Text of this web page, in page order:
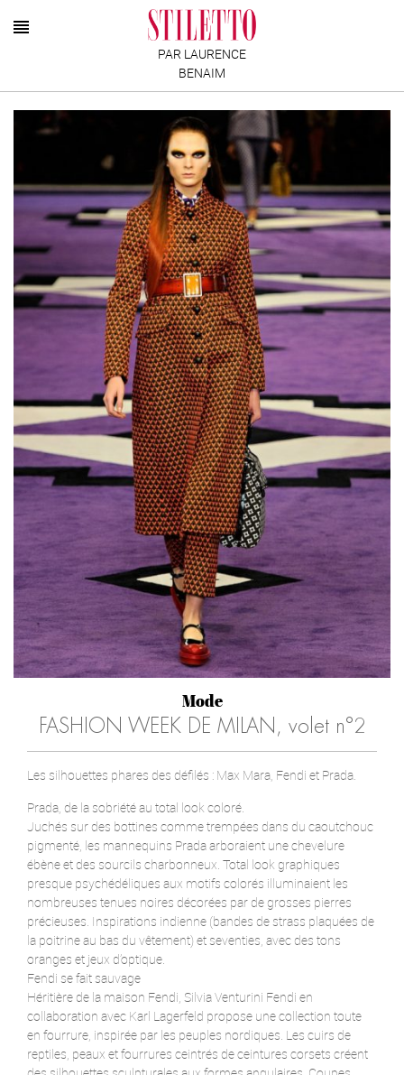
PAR LAURENCE
BENAIM
Mode
FASHION WEEK DE MILAN, volet n°2
Les silhouettes phares des défilés : Max Mara, Fendi et Prada.
Prada, de la sobriété au total look coloré.
Juchés sur des bottines comme trempées dans du caoutchouc
pigmenté, les mannequins Prada arboraient une chevelure
ébène et des sourcils charbonneux. Total look graphiques
presque psychédéliques aux motifs colorés illuminaient les
nombreuses tenues noires décorées par de grosses pierres
précieuses. Inspirations indienne (bandes de strass plaquées de
la poitrine au bas du vêtement) et seventies, avec des tons
oranges et jeux d’optique.
Fendi se fait sauvage
Héritière de la maison Fendi, Silvia Venturini Fendi en
collaboration avec Karl Lagerfeld propose une collection toute
en fourrure, inspirée par les peuples nordiques. Les cuirs de
reptiles, peaux et fourrures ceintrés de ceintures corsets créent